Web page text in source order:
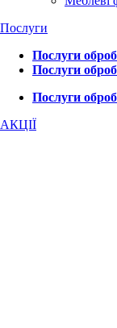
Послуги
Послуги
Послуги
Послуги
АКЦІЇ